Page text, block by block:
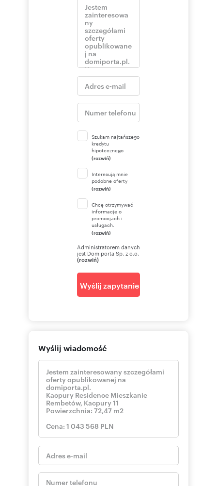
Szukam najtańszego
kredytu
hipotecznego
(rozwiń)
Interesują mnie
podobne oferty
(rozwiń)
Chcę otrzymywać
informacje o
promocjach i
usługach.
(rozwiń)
Administratorem danych
jest Domiporta Sp. z o.o.
(rozwiń)
Wyślij zapytanie
Wyślij wiadomość